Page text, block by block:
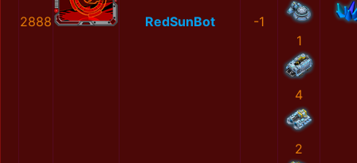
2888 RedSunBot
-1
1
4
2